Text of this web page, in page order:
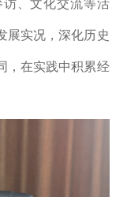
、文化交流等活
展实况，深化历史
，在实践中积累经